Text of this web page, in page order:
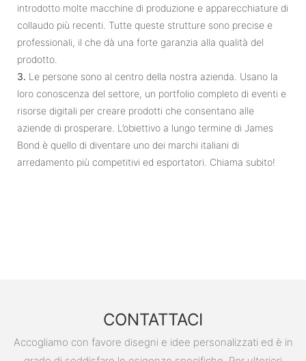
introdotto molte macchine di produzione e apparecchiature di
collaudo più recenti. Tutte queste strutture sono precise e
professionali, il che dà una forte garanzia alla qualità del
prodotto.
3. Le persone sono al centro della nostra azienda. Usano la
loro conoscenza del settore, un portfolio completo di eventi e
risorse digitali per creare prodotti che consentano alle
aziende di prosperare. L’obiettivo a lungo termine di James
Bond è quello di diventare uno dei marchi italiani di
arredamento più competitivi ed esportatori. Chiama subito!
CONTATTACI
Accogliamo con favore disegni e idee personalizzati ed è in